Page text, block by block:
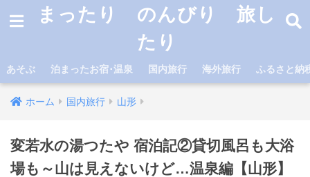
まったり のんびり 旅し
たり
あそぶ 泊まったお宿･温泉 国内旅行 海外旅行 ふるさと納
ホーム 国内旅行 山形
変若水の湯つたや 宿泊記②貸切風呂も大浴
場も～山は見えないけど…温泉編【山形】